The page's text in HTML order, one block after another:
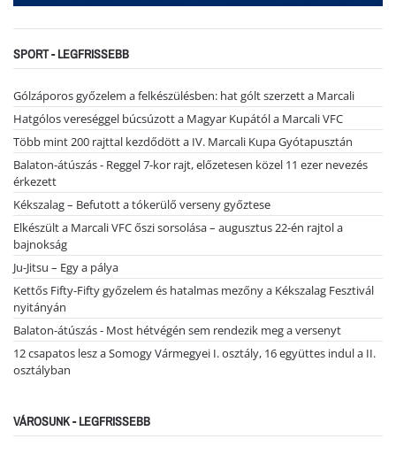
SPORT - LEGFRISSEBB
Gólzáporos győzelem a felkészülésben: hat gólt szerzett a Marcali
Hatgólos vereséggel búcsúzott a Magyar Kupától a Marcali VFC
Több mint 200 rajttal kezdődött a IV. Marcali Kupa Gyótapusztán
Balaton-átúszás - Reggel 7-kor rajt, előzetesen közel 11 ezer nevezés
érkezett
Kékszalag – Befutott a tókerülő verseny győztese
Elkészült a Marcali VFC őszi sorsolása – augusztus 22-én rajtol a
bajnokság
Ju-Jitsu – Egy a pálya
Kettős Fifty-Fifty győzelem és hatalmas mezőny a Kékszalag Fesztivál
nyitányán
Balaton-átúszás - Most hétvégén sem rendezik meg a versenyt
12 csapatos lesz a Somogy Vármegyei I. osztály, 16 együttes indul a II.
osztályban
VÁROSUNK - LEGFRISSEBB